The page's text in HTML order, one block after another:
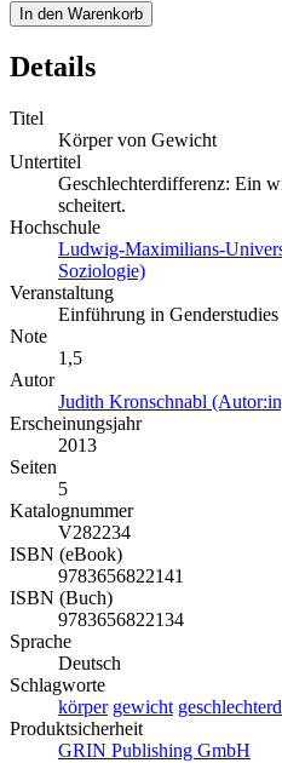
In den Warenkorb
Details
Titel
Körper von Gewicht
Untertitel
Geschlechterdifferenz: Ein
scheitert.
Hochschule
Ludwig-Maximilians-
Soziologie)
Veranstaltung
Einführung in Genderstudies
Note
1,5
Autor
Judith Kronschnabl
Erscheinungsjahr
2013
Seiten
5
Katalognummer
V282234
ISBN (eBook)
9783656822141
ISBN (Buch)
9783656822134
Sprache
Deutsch
Schlagworte
körper gewicht
Produktsicherheit
GRIN Publishing GmbH